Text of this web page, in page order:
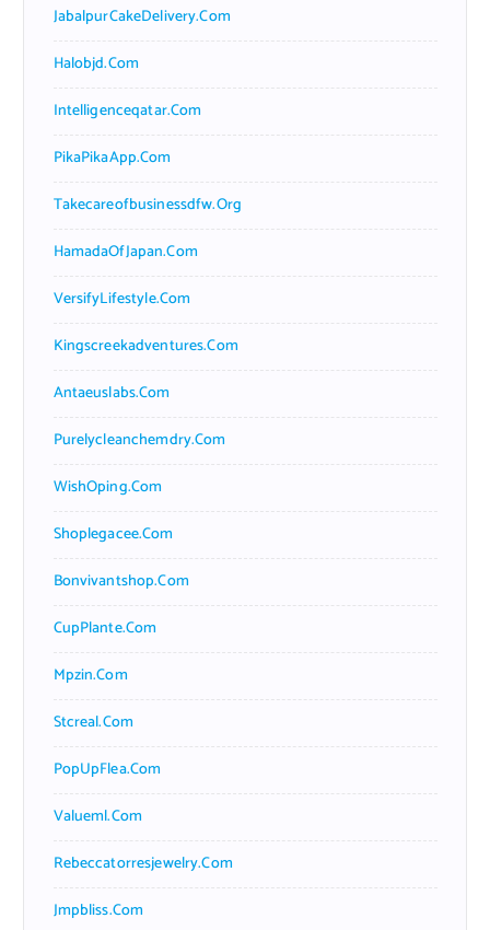
JabalpurCakeDelivery.com
Halobjd.com
Intelligenceqatar.com
PikaPikaApp.com
Takecareofbusinessdfw.org
HamadaOfJapan.com
VersifyLifestyle.com
Kingscreekadventures.com
Antaeuslabs.com
Purelycleanchemdry.com
WishOping.com
Shoplegacee.com
Bonvivantshop.com
CupPlante.com
Mpzin.com
Stcreal.com
PopUpFlea.com
Valueml.com
Rebeccatorresjewelry.com
Jmpbliss.com